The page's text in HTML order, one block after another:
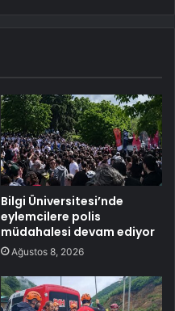
Bilgi Üniversitesi’nde
eylemcilere polis
müdahalesi devam ediyor
Ağustos 8, 2026